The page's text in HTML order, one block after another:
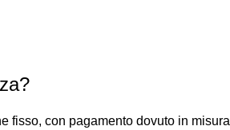
fisso, con pagamento dovuto in misura